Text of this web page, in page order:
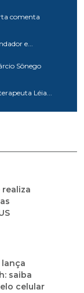
comenta
e...
Sônego
Léia...
realiza
lança
saiba
celular